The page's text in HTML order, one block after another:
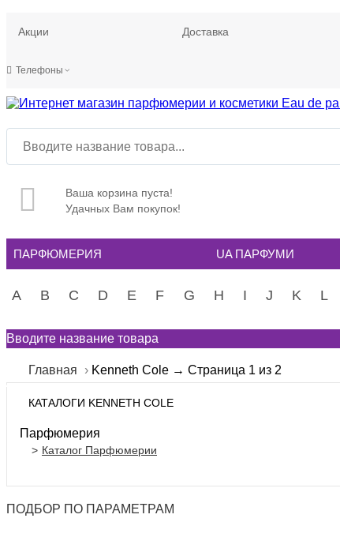
Акции Доставка
Телефоны
Ваша корзина пуста!
Удачных Вам покупок!
ПАРФЮМЕРИЯ UA ПАРФУМИ
A B C D E F G H I J K L
Главная Kenneth Cole → Страница 1 из 2
КАТАЛОГИ KENNETH COLE
Парфюмерия
Каталог Парфюмерии
ПОДБОР ПО ПАРАМЕТРАМ